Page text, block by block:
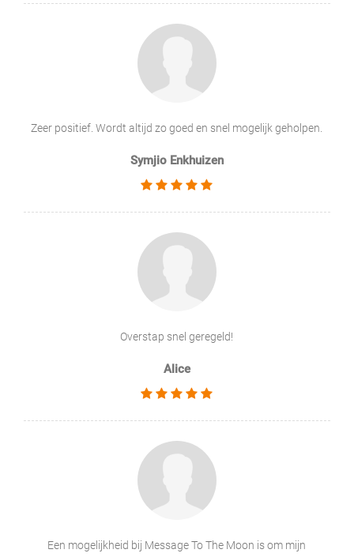
Zeer positief. Wordt altijd zo goed en snel mogelijk geholpen.
Symjio Enkhuizen
Overstap snel geregeld!
Alice
Een mogelijkheid bij Message To The Moon is om mijn